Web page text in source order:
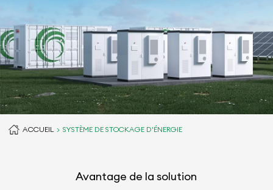
ACCUEIL SYSTÈME DE STOCKAGE D'ÉNERGIE
Avantage de la solution